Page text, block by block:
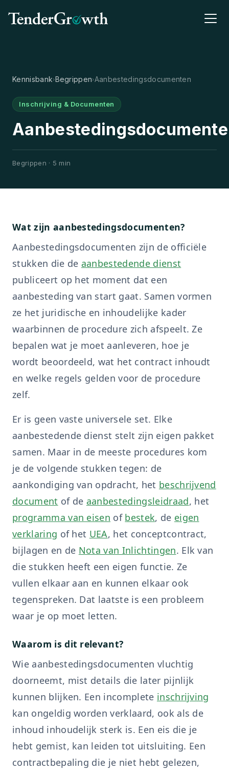
Begrippen · 5 min
Inschrijving & Documenten
Kennisbank›Begrippen›Aanbestedingsdocumenten
Wat zijn aanbestedingsdocumenten?
Aanbestedingsdocumenten zijn de officiële
stukken die de aanbestedende dienst
publiceert op het moment dat een
aanbesteding van start gaat. Samen vormen
ze het juridische en inhoudelijke kader
waarbinnen de procedure zich afspeelt. Ze
bepalen wat je moet aanleveren, hoe je
wordt beoordeeld, wat het contract inhoudt
en welke regels gelden voor de procedure
zelf.
Er is geen vaste universele set. Elke
aanbestedende dienst stelt zijn eigen pakket
samen. Maar in de meeste procedures kom
je de volgende stukken tegen: de
aankondiging van opdracht, het beschrijvend
document of de aanbestedingsleidraad, het
programma van eisen of bestek, de eigen
verklaring of het UEA, het conceptcontract,
bijlagen en de Nota van Inlichtingen. Elk van
die stukken heeft een eigen functie. Ze
vullen elkaar aan en kunnen elkaar ook
tegenspreken. Dat laatste is een probleem
waar je op moet letten.
Waarom is dit relevant?
Wie aanbestedingsdocumenten vluchtig
doorneemt, mist details die later pijnlijk
kunnen blijken. Een incomplete inschrijving
kan ongeldig worden verklaard, ook als de
inhoud inhoudelijk sterk is. Een eis die je
hebt gemist, kan leiden tot uitsluiting. Een
contractbepaling die je niet hebt gelezen,